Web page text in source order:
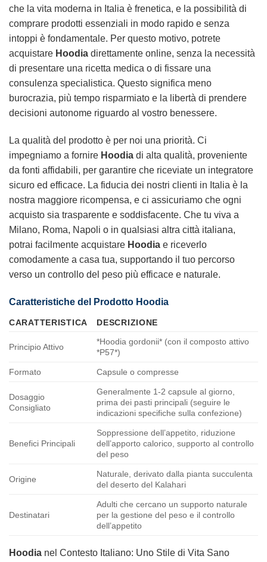
che la vita moderna in Italia è frenetica, e la possibilità di
comprare prodotti essenziali in modo rapido e senza
intoppi è fondamentale. Per questo motivo, potrete
acquistare Hoodia direttamente online, senza la necessità
di presentare una ricetta medica o di fissare una
consulenza specialistica. Questo significa meno
burocrazia, più tempo risparmiato e la libertà di prendere
decisioni autonome riguardo al vostro benessere.
La qualità del prodotto è per noi una priorità. Ci
impegniamo a fornire Hoodia di alta qualità, proveniente
da fonti affidabili, per garantire che riceviate un integratore
sicuro ed efficace. La fiducia dei nostri clienti in Italia è la
nostra maggiore ricompensa, e ci assicuriamo che ogni
acquisto sia trasparente e soddisfacente. Che tu viva a
Milano, Roma, Napoli o in qualsiasi altra città italiana,
potrai facilmente acquistare Hoodia e riceverlo
comodamente a casa tua, supportando il tuo percorso
verso un controllo del peso più efficace e naturale.
Caratteristiche del Prodotto Hoodia
CARATTERISTICA DESCRIZIONE
Principio Attivo
*Hoodia gordonii* (con il composto attivo
*P57*)
Formato Capsule o compresse
Dosaggio
Consigliato
Generalmente 1-2 capsule al giorno,
prima dei pasti principali (seguire le
indicazioni specifiche sulla confezione)
Benefici Principali
Soppressione dell’appetito, riduzione
dell’apporto calorico, supporto al controllo
del peso
Origine
Naturale, derivato dalla pianta succulenta
del deserto del Kalahari
Destinatari
Adulti che cercano un supporto naturale
per la gestione del peso e il controllo
dell’appetito
Hoodia nel Contesto Italiano: Uno Stile di Vita Sano